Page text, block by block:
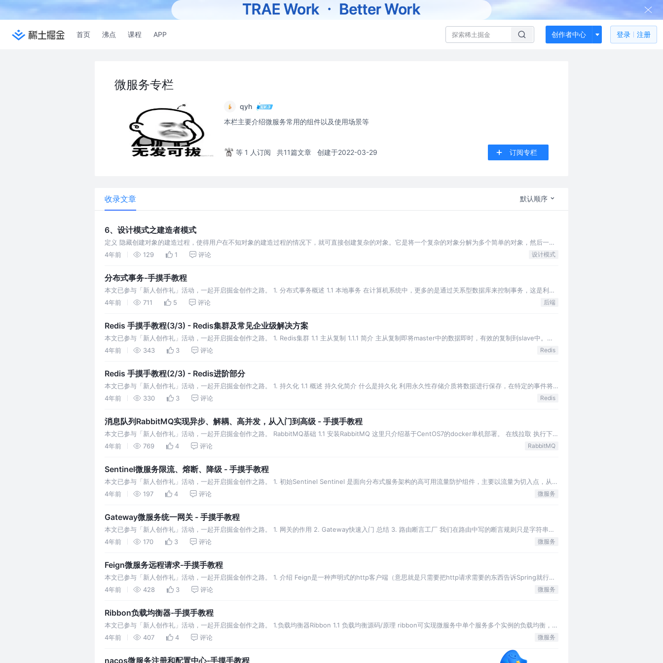
首页 沸点 课程 APP 创作者中心 登录 注册
微服务专栏
qyh
本栏主要介绍微服务常用的组件以及使用场景等
等 1 人订阅 共11篇文章 创建于2022-03-29 订阅专栏
收录文章 默认顺序
6、设计模式之建造者模式
定义 隐藏创建对象的建造过程，使得用户在不知对象的建造过程的情况下，就可直接创建复杂的对象。它是将一个复杂的对象分解为多个简单的对象，然后一步
一步构建而成。它将变与不变相分离，即产品的组成部分是不变的
4年前 129 1 评论 设计模式
分布式事务-手摸手教程
本文已参与「新人创作礼」活动，一起开启掘金创作之路。 1. 分布式事务概述 1.1 本地事务 在计算机系统中，更多的是通过关系型数据库来控制事务，这是利用
数据库本身的事务特性来实现的，因此叫数据库事务
4年前 711 5 评论 后端
Redis 手摸手教程(3/3) - Redis集群及常见企业级解决方案
本文已参与「新人创作礼」活动，一起开启掘金创作之路。 1. Redis集群 1.1 主从复制 1.1.1 简介 主从复制即将master中的数据即时，有效的复制到slave中。一
个master可以拥有
4年前 343 3 评论 Redis
Redis 手摸手教程(2/3) - Redis进阶部分
本文已参与「新人创作礼」活动，一起开启掘金创作之路。 1. 持久化 1.1 概述 持久化简介 什么是持久化 利用永久性存储介质将数据进行保存，在特定的事件将
保存的数据进行恢复的工作机制称为持久化 为什
4年前 330 3 评论 Redis
消息队列RabbitMQ实现异步、解耦、高并发，从入门到高级 - 手摸手教程
本文已参与「新人创作礼」活动，一起开启掘金创作之路。 RabbitMQ基础 1.1 安装RabbitMQ 这里只介绍基于CentOS7的docker单机部署。 在线拉取 执行下
面的命令来运行MQ容器：
4年前 769 4 评论 RabbitMQ
Sentinel微服务限流、熔断、降级 - 手摸手教程
本文已参与「新人创作礼」活动，一起开启掘金创作之路。 1. 初始Sentinel Sentinel 是面向分布式服务架构的高可用流量防护组件，主要以流量为切入点，从限
流、流量整形、熔断降级、系统负载保
4年前 197 4 评论 微服务
Gateway微服务统一网关 - 手摸手教程
本文已参与「新人创作礼」活动，一起开启掘金创作之路。 1. 网关的作用 2. Gateway快速入门 总结 3. 路由断言工厂 我们在路由中写的断言规则只是字符串，
这些字符串会被Predicate F
4年前 170 3 评论 微服务
Feign微服务远程请求-手摸手教程
本文已参与「新人创作礼」活动，一起开启掘金创作之路。 1. 介绍 Feign是一种声明式的http客户端（意思就是只需要把http请求需要的东西告诉Spring就行
了，Spring会帮我们封装请求信息
4年前 428 3 评论 微服务
Ribbon负载均衡器-手摸手教程
本文已参与「新人创作礼」活动，一起开启掘金创作之路。 1.负载均衡器Ribbon 1.1 负载均衡源码/原理 ribbon可实现微服务中单个服务多个实例的负载均衡，其
实现负载均衡的核心代码如下图所示：
4年前 407 4 评论 微服务
nacos微服务注册和配置中心-手摸手教程